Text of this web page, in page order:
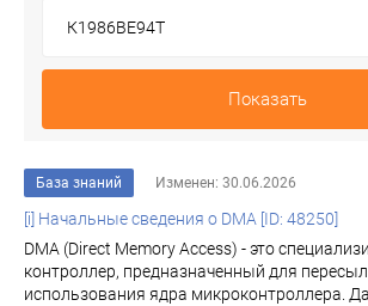
Показать
База знаний Изменен: 30.06.2026
[i] Начальные сведения о DMA [ID: 48250]
DMA (Direct Memory Access) - это
контроллер, предназначенный для
использования ядра микроконтроллера.